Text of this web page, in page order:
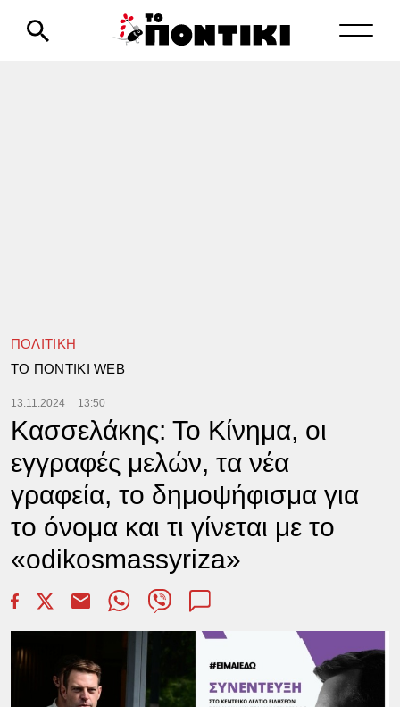
ΠΟΛΙΤΙΚΗ
TΟ ΠΟΝΤΙΚΙ WEB
13.11.2024 13:50
Κασσελάκης: Το Κίνημα, οι
εγγραφές μελών, τα νέα
γραφεία, το δημοψήφισμα για
το όνομα και τι γίνεται με το
«odikosmassyriza»